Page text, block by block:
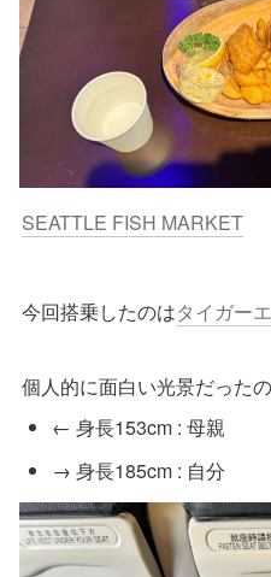
SEATTLE FISH MARKET
今回搭乗したのはタイガー
個人的に面白い光景だった
← 身長153cm : 母親
→ 身長185cm : 自分